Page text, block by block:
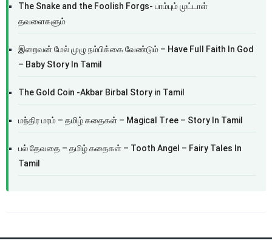
The Snake and the Foolish Forgs- பாம்பும் முட்டாள்
தவளைகளும்
இறைவன் மேல் முழு நம்பிக்கை வேண்டும் – Have Full Faith In God
– Baby Story In Tamil
The Gold Coin -Akbar Birbal Story in Tamil
மந்திர மரம் – தமிழ் கதைகள் – Magical Tree – Story In Tamil
பல் தேவதை – தமிழ் கதைகள் – Tooth Angel – Fairy Tales In
Tamil